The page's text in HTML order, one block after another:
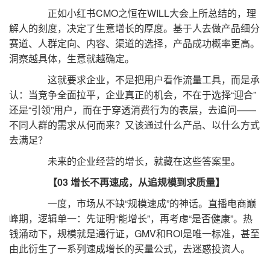
正如小红书CMO之恒在WILL大会上所总结的，理
解人的刻度，决定了生意增长的厚度。基于人去做产品细分
赛道、人群定向、内容、渠道的选择，产品成功概率更高。
洞察越具体，生意就越确定。
这就要求企业，不是把用户看作流量工具，而是承
认：当竞争全面拉平，企业真正的机会，不在于选择“迎合”
还是“引领”用户，而在于穿透消费行为的表层，去追问——
不同人群的需求从何而来？又该通过什么产品、以什么方式
去满足？
未来的企业经营的增长，就藏在这些答案里。
【03 增长不再速成，从追规模到求质量】
一度，市场从不缺“规模速成”的神话。直播电商巅
峰期，逻辑单一：先证明“能增长”，再考虑“是否健康”。热
钱涌动下，规模就是通行证，GMV和ROI是唯一标准，甚至
由此衍生了一系列速成增长的买量公式，去迷惑投资人。